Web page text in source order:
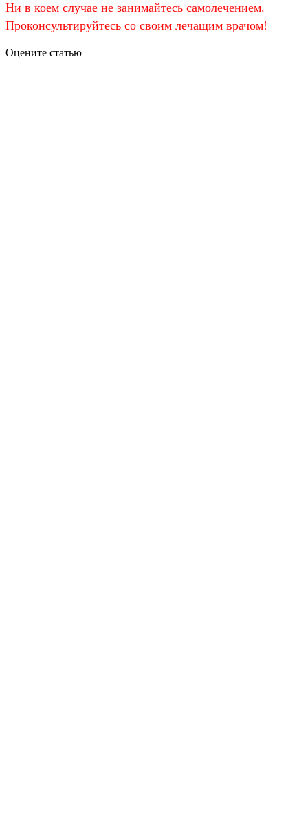
Ни в коем случае не занимайтесь самолечением.
Проконсультируйтесь со своим лечащим врачом!
Оцените статью